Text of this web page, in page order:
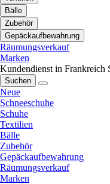
Bälle
Zubehör
Gepäckaufbewahrung
Räumungsverkauf
Marken
Kundendienst in Frankreich
Suchen
Neue
Schneeschuhe
Schuhe
Textilien
Bälle
Zubehör
Gepäckaufbewahrung
Räumungsverkauf
Marken